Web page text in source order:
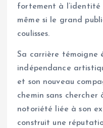
fortement à l’identité
même si le grand
coulisses.
Sa carrière témoigne
indépendance
et son nouveau
chemin sans chercher
notoriété liée à son
construit une